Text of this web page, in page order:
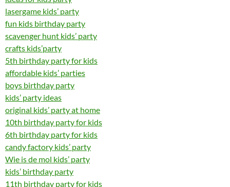
lasergame kids’ party
fun kids birthday party
scavenger hunt kids’ party
crafts kids’party
5th birthday party for kids
affordable kids’ parties
boys birthday party
kids’ party ideas
original kids’ party at home
10th birthday party for kids
6th birthday party for kids
candy factory kids’ party
Wie is de mol kids’ party
kids’ birthday party
11th birthday party for kids